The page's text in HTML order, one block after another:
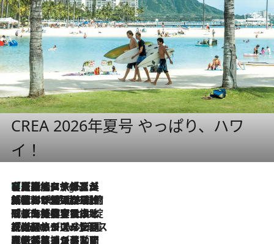
CREA 2026年夏号 やっぱり、ハワ
イ！
4 Hours Ago
【厳選旅コスメ】「多機能アイテムがメイン！」旅好き美容エディターが選んだ夏旅ベストコスメを発表【Mサイズジップ】
2026.8.6
「荷物が増えるほど旅ストレスは増す」美容ジャーナリストがたどり着いた最終結論。“化粧品を劇的に減らす”感動の凝縮美容とは
2026.8.6
「旅先には金髪ウィッグを持参」日本と同じメイクでは損してる!? 美容ジャーナリストが提案する“掟破りの旅美容”とは
2026.8.6
【厳選旅コスメ】「身軽さ＆UV対策重視！」ヘアアーティストshucoが選んだ夏旅ベストコスメを発表【Mサイズジップ】
2026.8.5
【厳選旅コスメ】国内をあちこち移動する河井菜摘が選んだ夏旅ベストコスメ発表！「リラックスアイテムはマスト」【Mサイズジップ】